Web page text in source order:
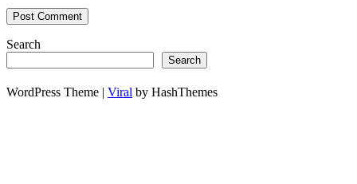
Search
Search
WordPress Theme | Viral by HashThemes